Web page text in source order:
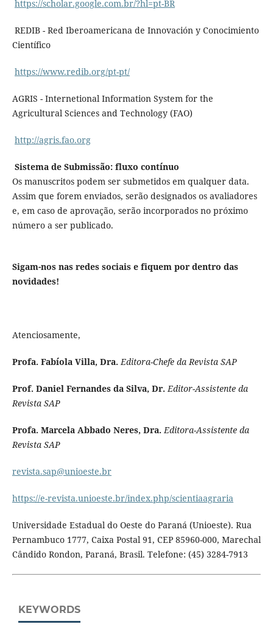
https://scholar.google.com.br/?hl=pt-BR
REDIB - Red Iberoamericana de Innovación y Conocimiento
Científico
https://www.redib.org/pt-pt/
AGRIS - Internetional Information System for the
Agricultural Sciences and Technology (FAO)
http://agris.fao.org
Sistema de Submissão: fluxo contínuo
Os manuscritos podem ser submetidos em qualquer data.
Assim que forem enviados, serão designados os avaliadores
e, em caso de aprovação, serão incorporados no próximo
número a ser publicado.
Sigam-nos nas redes sociais e fiquem por dentro das
novidades!
Atenciosamente,
Profa. Fabíola Villa, Dra. Editora-Chefe da Revista SAP
Prof. Daniel Fernandes da Silva, Dr. Editor-Assistente da
Revista SAP
Profa. Marcela Abbado Neres, Dra. Editora-Assistente da
Revista SAP
revista.sap@unioeste.br
https://e-revista.unioeste.br/index.php/scientiaagraria
Universidade Estadual do Oeste do Paraná (Unioeste). Rua
Pernambuco 1777, Caixa Postal 91, CEP 85960-000, Marechal
Cândido Rondon, Paraná, Brasil. Telefone: (45) 3284-7913
KEYWORDS